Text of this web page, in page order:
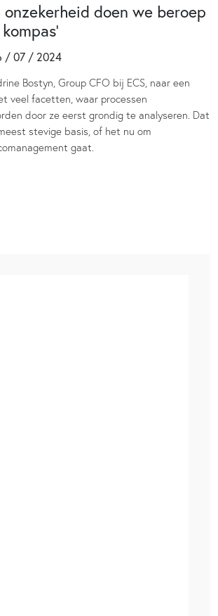
onzekerheid doen we beroep
/ 07 / 2024
Bostyn, Group CFO bij ECS, naar een
veel facetten, waar processen
door ze eerst grondig te analyseren. Dat
stevige basis, of het nu om
gaat.